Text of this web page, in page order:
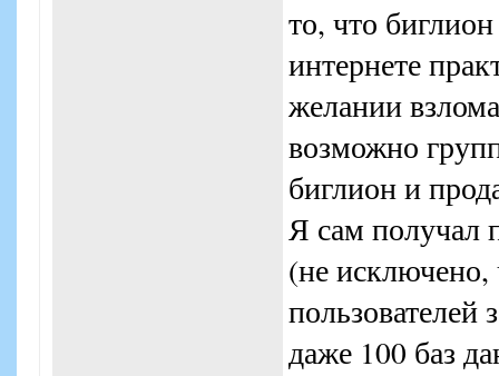
то, что
интернете
желании
возможно
биглион и
Я сам получал
(не исключено,
пользователей
даже 100 баз